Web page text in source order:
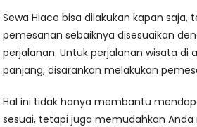
Sewa Hiace bisa dilakukan kapan saja,
pemesanan sebaiknya disesuaikan
perjalanan. Untuk perjalanan wisata di
panjang, disarankan melakukan
Hal ini tidak hanya membantu
sesuai, tetapi juga memudahkan